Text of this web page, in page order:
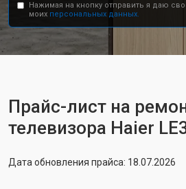
Нажимая на кнопку отправить я даю
моих персональных данных.
Прайс-лист на
телевизора Haier
Дата обновления прайса: 18.07.2026